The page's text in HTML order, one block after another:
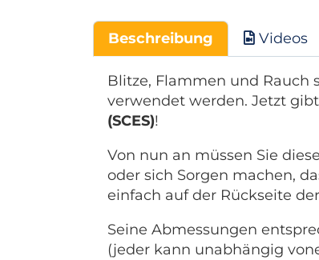
Beschreibung Videos
Blitze, Flammen und Rauch
verwendet werden. Jetzt
(SCES)!
Von nun an müssen Sie
oder sich Sorgen machen,
einfach auf der Rückseite
Seine Abmessungen
(jeder kann unabhängig